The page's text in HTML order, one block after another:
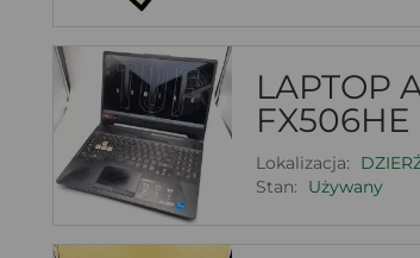
LAPTOP
FX506HE
Lokalizacja:
Stan:
Używany